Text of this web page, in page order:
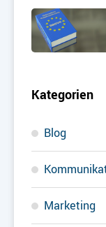
Kategorien
Blog
Marketing